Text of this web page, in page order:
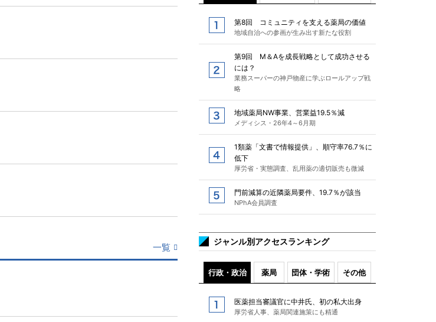
一覧
第8回 コミュニティを支える薬局の価値
地域自治への参画が生み出す新たな役割
第9回 M＆Aを成長戦略として成功させる
には？
業務スーパーの神戸物産に学ぶロールアップ戦
略
地域薬局NW事業、営業益19.5％減
メディシス・26年4～6月期
1類薬「文書で情報提供」、順守率76.7％に
低下
厚労省・実態調査、乱用薬の適切販売も微減
門前減算の近隣薬局要件、19.7％が該当
NPhA会員調査
ジャンル別アクセスランキング
行政・政治 薬局 団体・学術 その他
医薬担当審議官に中井氏、初の私大出身
厚労省人事、薬局関連施策にも精通